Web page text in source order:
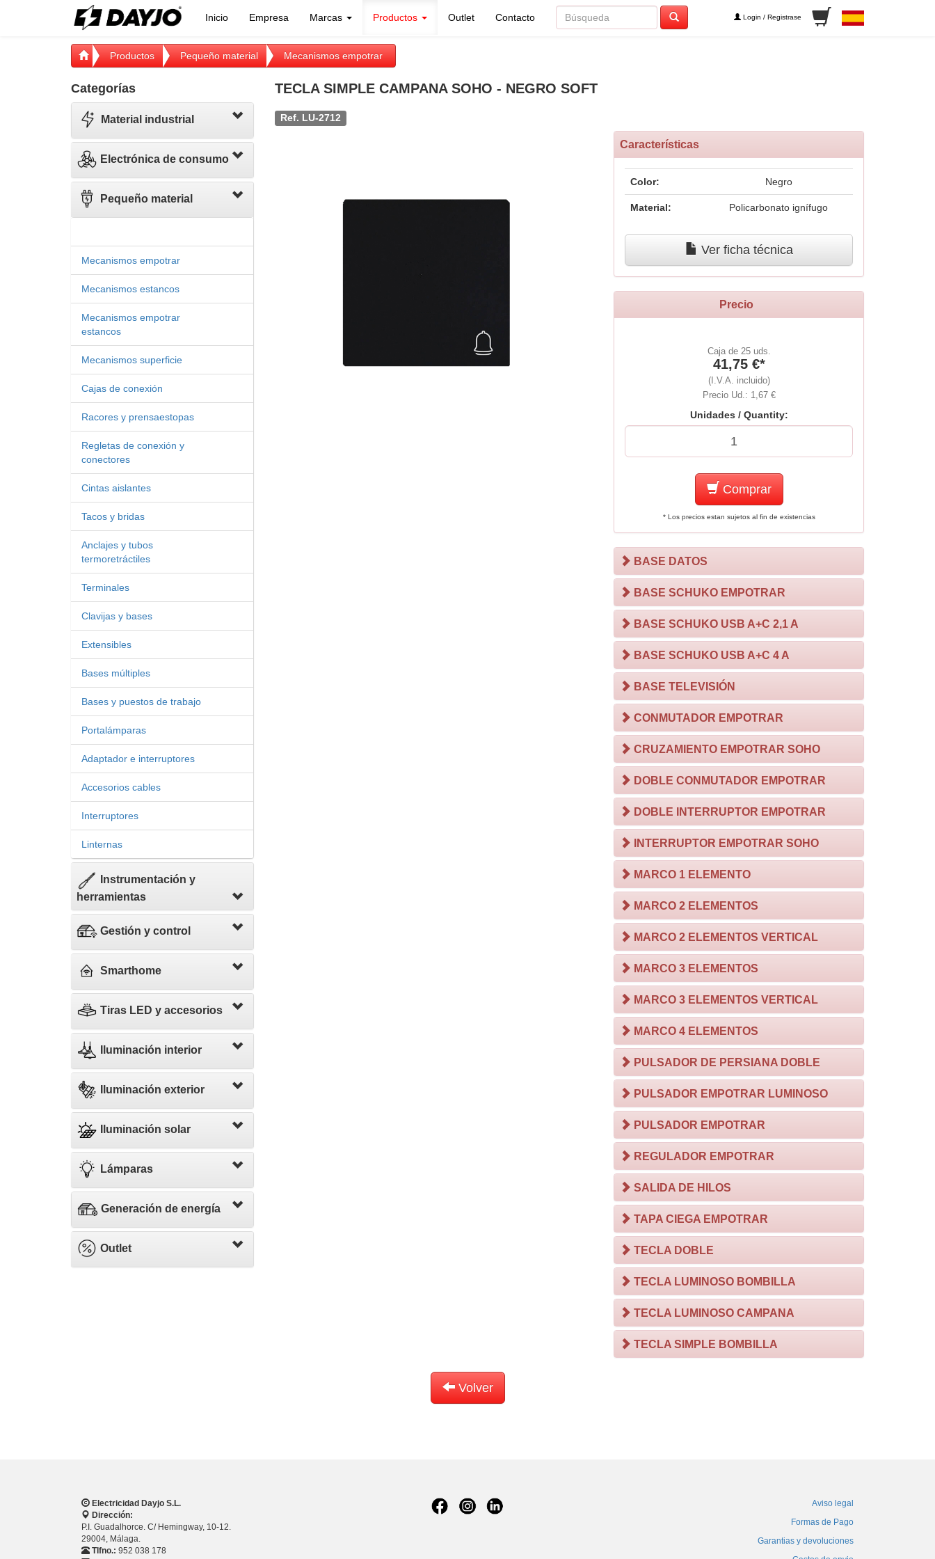
Inicio Empresa Marcas Productos Outlet Contacto Login / Registrase
Productos Pequeño material Mecanismos empotrar
Categorías
Material industrial
Electrónica de consumo
Pequeño material
Mecanismos empotrar
Mecanismos estancos
Mecanismos empotrar
estancos
Mecanismos superficie
Cajas de conexión
Racores y prensaestopas
Regletas de conexión y
conectores
Cintas aislantes
Tacos y bridas
Anclajes y tubos
termoretráctiles
Terminales
Clavijas y bases
Extensibles
Bases múltiples
Bases y puestos de trabajo
Portalámparas
Adaptador e interruptores
Accesorios cables
Interruptores
Linternas
Instrumentación y
herramientas
Gestión y control
Smarthome
Tiras LED y accesorios
Iluminación interior
Iluminación exterior
Iluminación solar
Lámparas
Generación de energía
Outlet
TECLA SIMPLE CAMPANA SOHO - NEGRO SOFT
Ref. LU-2712
Características
Color: Negro
Material: Policarbonato ignífugo
Ver ficha técnica
Precio
Caja de 25 uds.
41,75 €*
(I.V.A. incluido)
Precio Ud.: 1,67 €
Unidades / Quantity:
Comprar
* Los precios estan sujetos al fin de existencias
BASE DATOS
BASE SCHUKO EMPOTRAR
BASE SCHUKO USB A+C 2,1 A
BASE SCHUKO USB A+C 4 A
BASE TELEVISIÓN
CONMUTADOR EMPOTRAR
CRUZAMIENTO EMPOTRAR SOHO
DOBLE CONMUTADOR EMPOTRAR
DOBLE INTERRUPTOR EMPOTRAR
INTERRUPTOR EMPOTRAR SOHO
MARCO 1 ELEMENTO
MARCO 2 ELEMENTOS
MARCO 2 ELEMENTOS VERTICAL
MARCO 3 ELEMENTOS
MARCO 3 ELEMENTOS VERTICAL
MARCO 4 ELEMENTOS
PULSADOR DE PERSIANA DOBLE
PULSADOR EMPOTRAR LUMINOSO
PULSADOR EMPOTRAR
REGULADOR EMPOTRAR
SALIDA DE HILOS
TAPA CIEGA EMPOTRAR
TECLA DOBLE
TECLA LUMINOSO BOMBILLA
TECLA LUMINOSO CAMPANA
TECLA SIMPLE BOMBILLA
Volver
Electricidad Dayjo S.L.
Dirección:
P.I. Guadalhorce. C/ Hemingway, 10-12.
29004, Málaga.
Tlfno.: 952 038 178
Aviso legal
Formas de Pago
Garantias y devoluciones